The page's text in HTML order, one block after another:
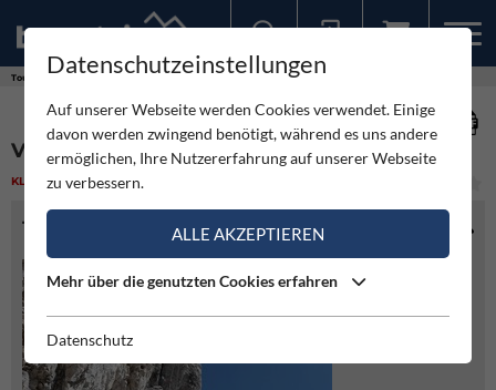
Touren
VIA PICILLI-ROSSI - KLEINE LEITERSPITZE
KLETTERN MITTEL
TOURENINFO
Datenschutzeinstellungen
Auf unserer Webseite werden Cookies verwendet. Einige
davon werden zwingend benötigt, während es uns andere
ermöglichen, Ihre Nutzererfahrung auf unserer Webseite
zu verbessern.
ALLE AKZEPTIEREN
Mehr über die genutzten Cookies erfahren
Datenschutz